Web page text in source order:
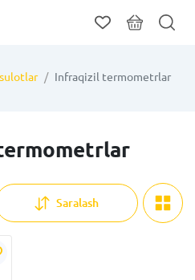
Infraqizil termometrlar
Saralash